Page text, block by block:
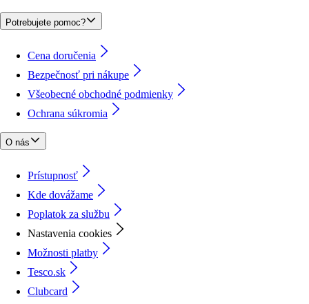
Potrebujete pomoc?
Cena doručenia
Bezpečnosť pri nákupe
Všeobecné obchodné podmienky
Ochrana súkromia
O nás
Prístupnosť
Kde dovážame
Poplatok za službu
Nastavenia cookies
Možnosti platby
Tesco.sk
Clubcard